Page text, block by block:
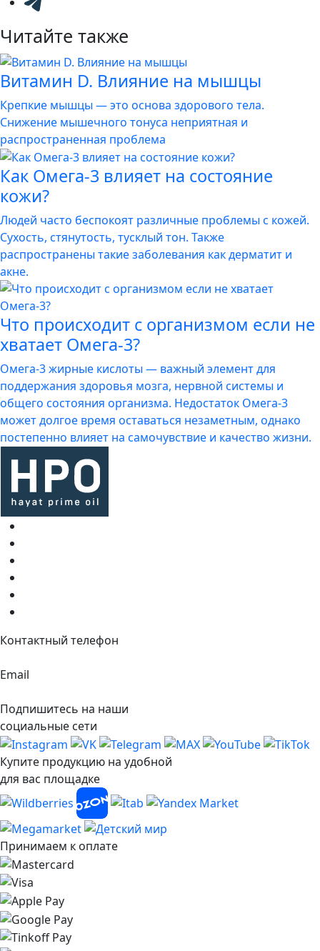
Читайте также
Витамин D. Влияние на мышцы
Крепкие мышцы — это основа здорового тела.
Снижение мышечного тонуса неприятная и
распространенная проблема
Как Омега-3 влияет на состояние
кожи?
Людей часто беспокоят различные проблемы с кожей.
Сухость, стянутость, тусклый тон. Также
распространены такие заболевания как дерматит и
акне.
Что происходит с организмом если не
хватает Омега-3?
Омега-3 жирные кислоты — важный элемент для
поддержания здоровья мозга, нервной системы и
общего состояния организма. Недостаток Омега-3
может долгое время оставаться незаметным, однако
постепенно влияет на самочувствие и качество жизни.
Контактный телефон
Email
Подпишитесь на наши
социальные сети
Купите продукцию на удобной
для вас площадке
Принимаем к оплате